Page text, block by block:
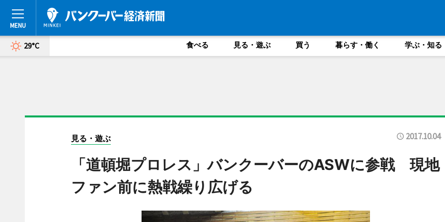
29°C 食べる 見る・遊ぶ 買う 暮らす・働く 学ぶ・知る
見る・遊ぶ 2017.10.04
「道頓堀プロレス」バンクーバーのASWに参戦 現地
ファン前に熱戦繰り広げる